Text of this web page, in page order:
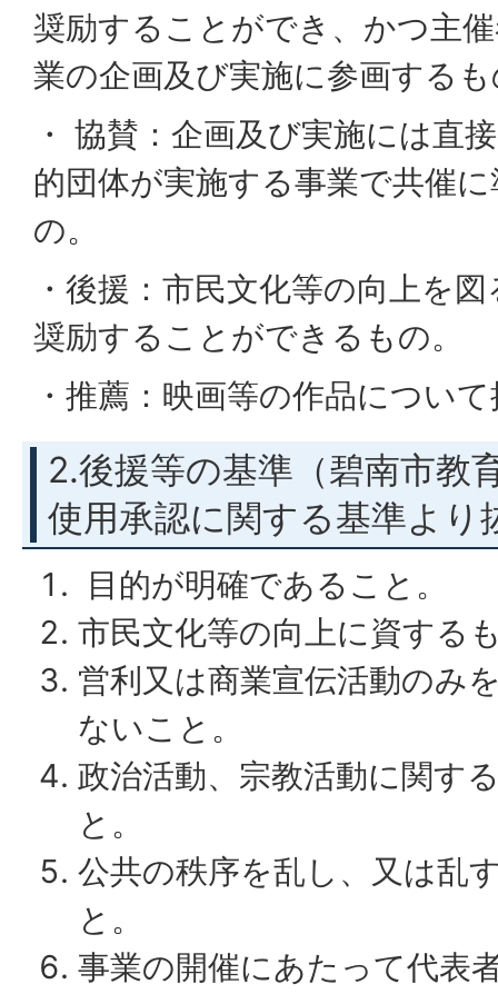
奨励することができ、かつ主
業の企画及び実施に参画する
・ 協賛：企画及び実施には直
的団体が実施する事業で共催
の。
・後援：市民文化等の向上を
奨励することができるもの。
・推薦：映画等の作品につい
2.後援等の基準（碧南市教
使用承認に関する基準より
目的が明確であること。
市民文化等の向上に資する
営利又は商業宣伝活動のみ
ないこと。
政治活動、宗教活動に関す
と。
公共の秩序を乱し、又は乱
と。
事業の開催にあたって代表